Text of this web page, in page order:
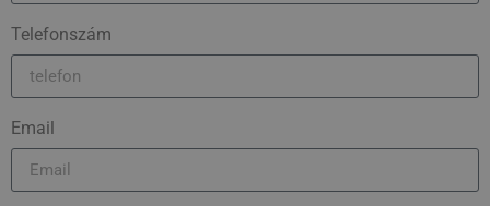
Telefonszám
Email